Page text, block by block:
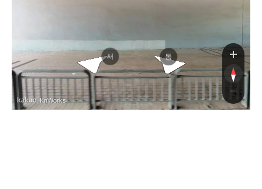
경기동
경부고속도로
서 동
, KnWorks